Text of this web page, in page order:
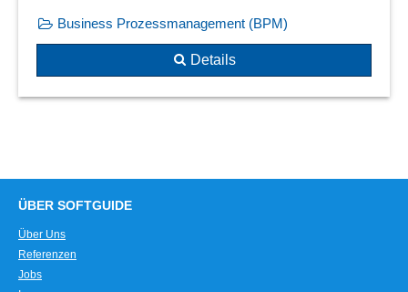
Business Prozessmanagement (BPM)
Details
ÜBER SOFTGUIDE
Über Uns
Referenzen
Jobs